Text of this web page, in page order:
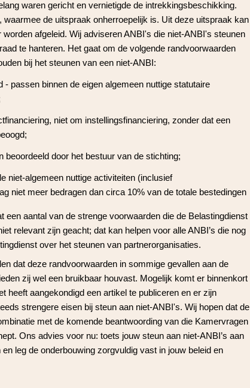
waren gericht en vernietigde de intrekkingsbeschikking.
waarmee de uitspraak onherroepelijk is. Uit deze uitspraak kan
afgeleid. Wij adviseren ANBI's die niet-ANBI's steunen
te hanteren. Het gaat om de volgende randvoorwaarden
bij het steunen van een niet-ANBI:
- passen binnen de eigen algemeen nuttige statutaire
niet om instellingsfinanciering, zonder dat een
beoordeeld door het bestuur van de stichting;
niet-algemeen nuttige activiteiten (inclusief
niet meer bedragen dan circa 10% van de totale bestedingen
een aantal van de strenge voorwaarden die de Belastingdienst
relevant zijn geacht; dat kan helpen voor alle ANBI’s die nog
over het steunen van partnerorganisaties.
dat deze randvoorwaarden in sommige gevallen aan de
zij wel een bruikbaar houvast. Mogelijk komt er binnenkort
heeft aangekondigd een artikel te publiceren en er zijn
strengere eisen bij steun aan niet-ANBI's. Wij hopen dat de
met de komende beantwoording van die Kamervragen
Ons advies voor nu: toets jouw steun aan niet-ANBI’s aan
leg de onderbouwing zorgvuldig vast in jouw beleid en